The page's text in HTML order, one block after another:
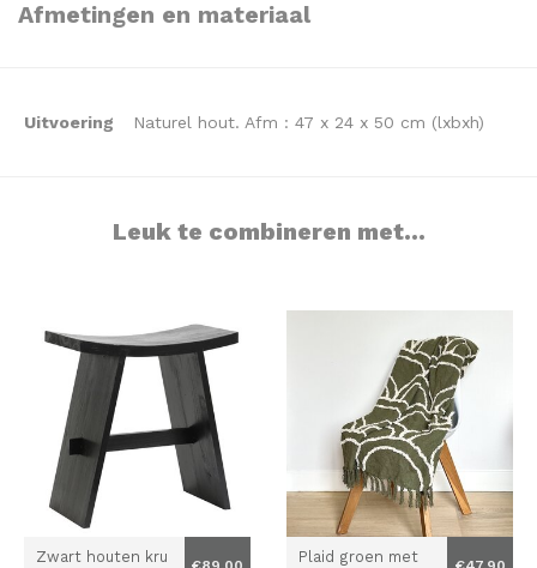
Afmetingen en materiaal
Uitvoering Naturel hout. Afm : 47 x 24 x 50 cm (lxbxh)
Leuk te combineren met...
Zwart houten kru
Plaid groen met